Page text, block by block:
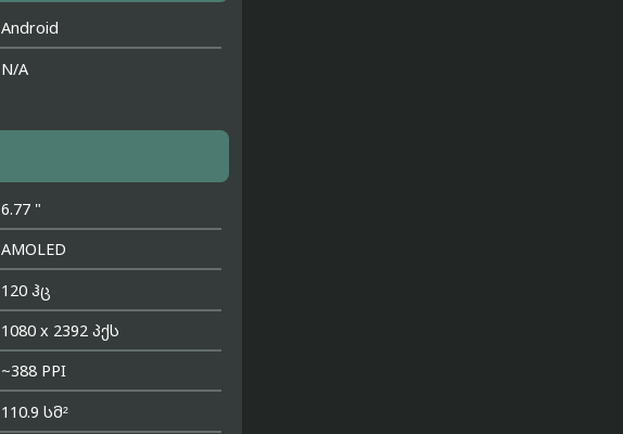
Android
N/A
6.77 "
AMOLED
120 ჰც
1080 x 2392 პქს
~388 PPI
110.9 სმ²